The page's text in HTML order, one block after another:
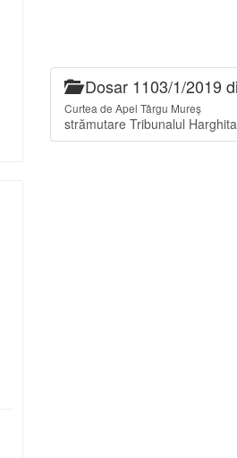
Dosar 1103/1/2019
Curtea de Apel Târgu Mureș
strămutare Tribunalul